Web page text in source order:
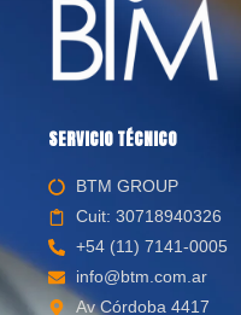
SERVICIO TÉCNICO
BTM GROUP
Cuit: 30718940326
+54 (11) 7141-0005
info@btm.com.ar
Av Córdoba 4417